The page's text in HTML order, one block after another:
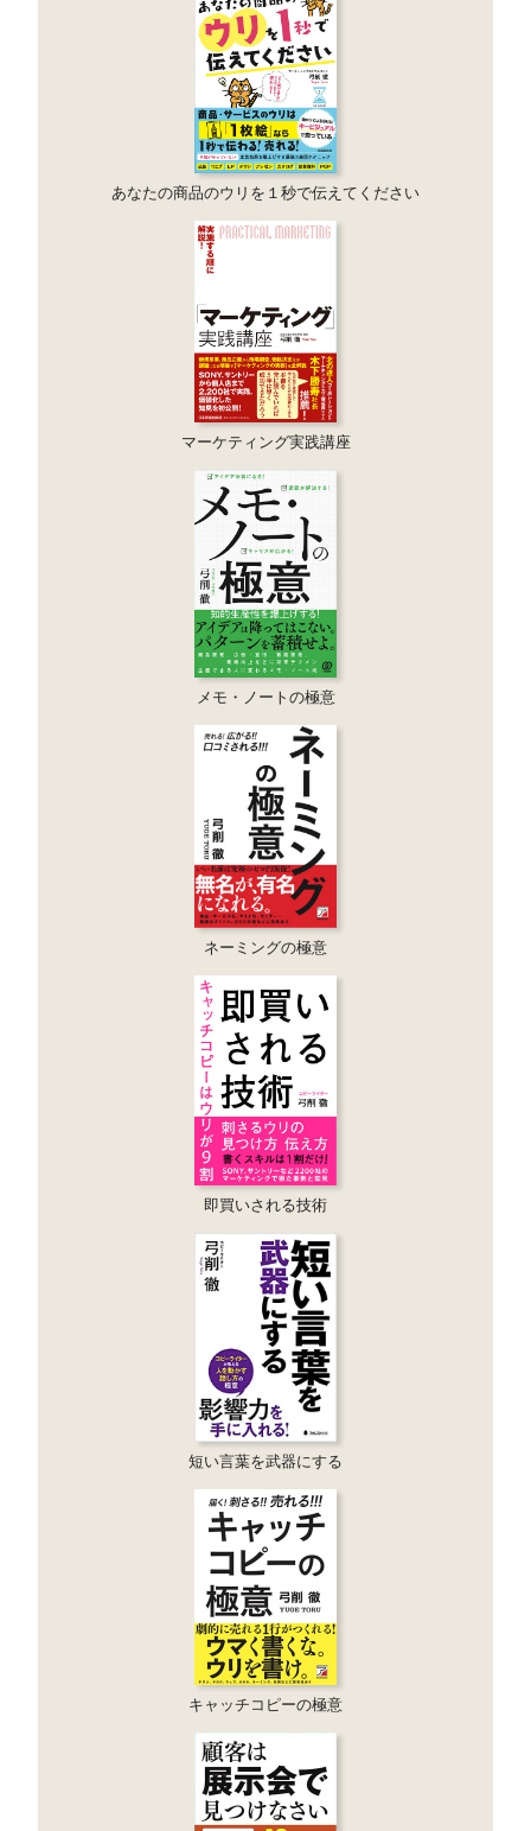
あなたの商品のウリを１秒で伝えてください
マーケティング実践講座
メモ・ノートの極意
ネーミングの極意
即買いされる技術
短い言葉を武器にする
キャッチコピーの極意